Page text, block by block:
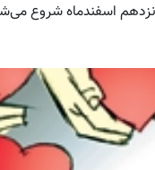
اسفندماه شروع
را ببینید